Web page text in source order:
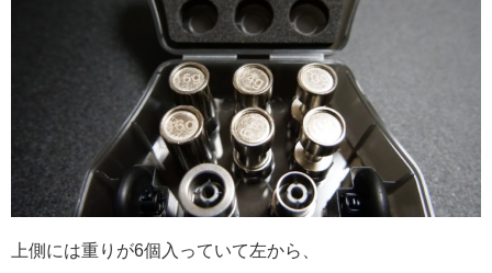
上側には重りが6個入っていて左から、